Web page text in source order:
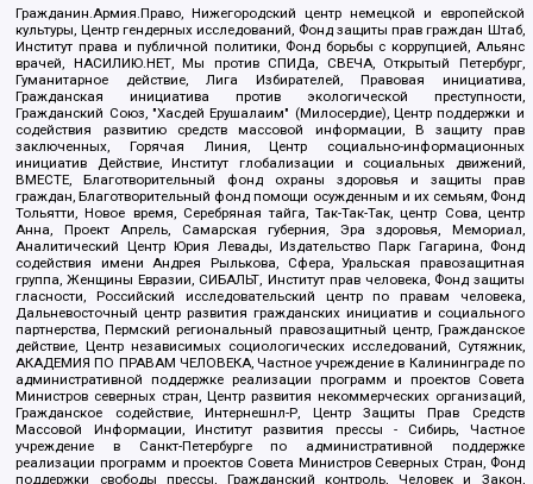
Гражданин.Армия.Право, Нижегородский центр немецкой и европейской
культуры, Центр гендерных исследований, Фонд защиты прав граждан Штаб,
Институт права и публичной политики, Фонд борьбы с коррупцией, Альянс
врачей, НАСИЛИЮ.НЕТ, Мы против СПИДа, СВЕЧА, Открытый Петербург,
Гуманитарное действие, Лига Избирателей, Правовая инициатива,
Гражданская инициатива против экологической преступности,
Гражданский Союз, "Хасдей Ерушалаим" (Милосердие), Центр поддержки и
содействия развитию средств массовой информации, В защиту прав
заключенных, Горячая Линия, Центр социально-информационных
инициатив Действие, Институт глобализации и социальных движений,
ВМЕСТЕ, Благотворительный фонд охраны здоровья и защиты прав
граждан, Благотворительный фонд помощи осужденным и их семьям, Фонд
Тольятти, Новое время, Серебряная тайга, Так-Так-Так, центр Сова, центр
Анна, Проект Апрель, Самарская губерния, Эра здоровья, Мемориал,
Аналитический Центр Юрия Левады, Издательство Парк Гагарина, Фонд
содействия имени Андрея Рылькова, Сфера, Уральская правозащитная
группа, Женщины Евразии, СИБАЛЬТ, Институт прав человека, Фонд защиты
гласности, Российский исследовательский центр по правам человека,
Дальневосточный центр развития гражданских инициатив и социального
партнерства, Пермский региональный правозащитный центр, Гражданское
действие, Центр независимых социологических исследований, Сутяжник,
АКАДЕМИЯ ПО ПРАВАМ ЧЕЛОВЕКА, Частное учреждение в Калининграде по
административной поддержке реализации программ и проектов Совета
Министров северных стран, Центр развития некоммерческих организаций,
Гражданское содействие, Интернешнл-Р, Центр Защиты Прав Средств
Массовой Информации, Институт развития прессы - Сибирь, Частное
учреждение в Санкт-Петербурге по административной поддержке
реализации программ и проектов Совета Министров Северных Стран, Фонд
поддержки свободы прессы, Гражданский контроль, Человек и Закон,